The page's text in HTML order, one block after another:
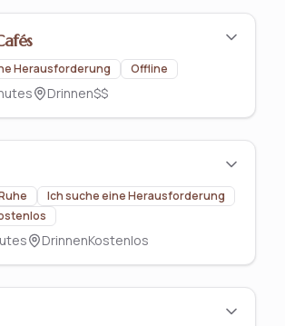
Herausforderung Offline
Drinnen$$
Ich suche eine Herausforderung
DrinnenKostenlos